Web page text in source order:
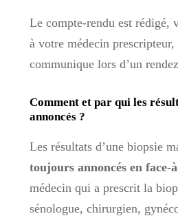
Le compte-rendu est rédigé,
à votre médecin
communique lors d’un
Comment et par qui les
annoncés ?
Les résultats d’une biopsie
toujours annoncés en face-
médecin qui a prescrit la
sénologue, chirurgien,